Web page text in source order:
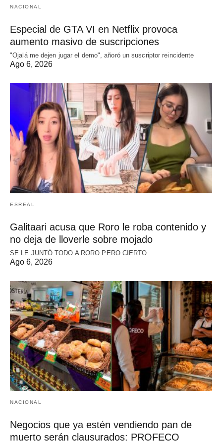
NACIONAL
Especial de GTA VI en Netflix provoca
aumento masivo de suscripciones
"Ojalá me dejen jugar el demo", añoró un suscriptor reincidente
Ago 6, 2026
ESREAL
Galitaari acusa que Roro le roba contenido y
no deja de lloverle sobre mojado
SE LE JUNTÓ TODO A RORO PERO CIERTO
Ago 6, 2026
NACIONAL
Negocios que ya estén vendiendo pan de
muerto serán clausurados: PROFECO